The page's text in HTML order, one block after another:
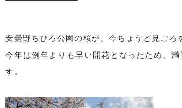
安曇野ちひろ公園の桜が、今ちょうど見ごろ
今年は例年よりも早い開花となったため、
す。